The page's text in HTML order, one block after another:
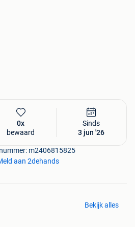
0x
bewaard
Sinds
3 jun '26
m2406815825
aan 2dehands
Bekijk alles